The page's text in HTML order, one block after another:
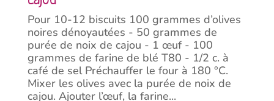
Pour 10-12 biscuits 100 grammes d’olives
noires dénoyautées - 50 grammes de
purée de noix de cajou - 1 œuf - 100
grammes de farine de blé T80 - 1/2 c. à
café de sel Préchauffer le four à 180 °C.
Mixer les olives avec la purée de noix de
cajou. Ajouter l’œuf, la farine...